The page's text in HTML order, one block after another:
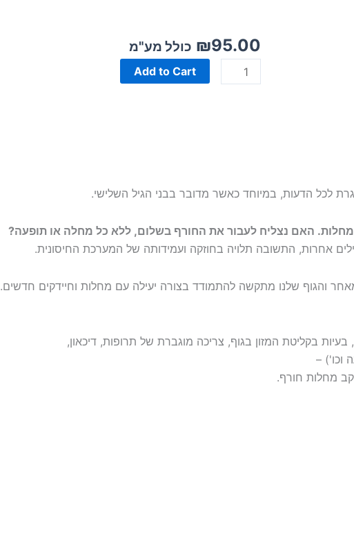
₪95.00 כולל מע"מ
כמות
של
המדריך
Add to Cart
לכל הדעות, במיוחד כאשר מדובר בבני הגיל השלישי.
האם נצליח לעבור את החורף בשלום, ללא כל מחלה או תופעה?
אחרות, התשובה תלויה בחוזקה ועמידותה של המערכת החיסונית.
והגוף שלנו מתקשה להתמודד בצורה יעילה עם מחלות וחיידקים חדשים.
בקליטת המזון בגוף, צריכה מוגברת של תרופות, דיכאון,
וכו') –
מחלות חורף.